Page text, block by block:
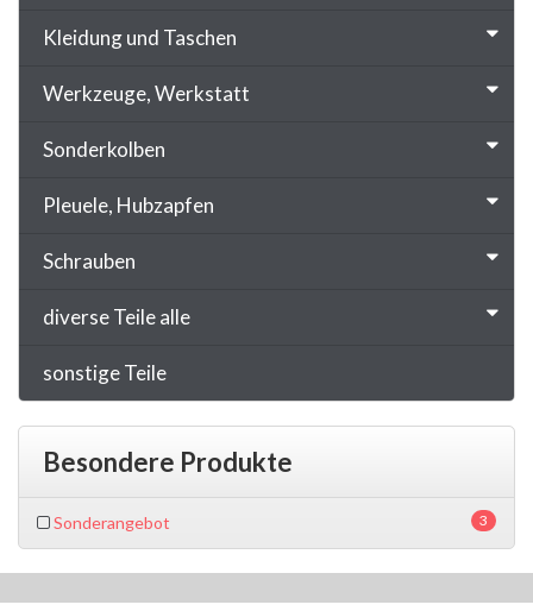
Kleidung und Taschen
Werkzeuge, Werkstatt
Sonderkolben
Pleuele, Hubzapfen
Schrauben
diverse Teile alle
sonstige Teile
Besondere Produkte
3
Sonderangebot